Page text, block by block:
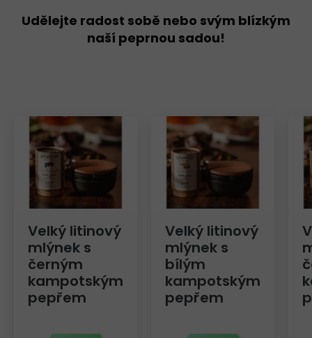
Udělejte radost sobě nebo svým blízkým
naší peprnou sadou!
Velký litinový
mlýnek s
černým
kampotským
pepřem
Velký litinový
mlýnek s
bílým
kampotským
pepřem